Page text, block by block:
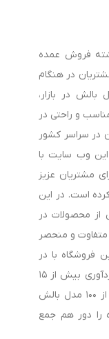
فروش عمده
در هنگام
در بازار،
و راحتی در
در سراسر کشور
این وب سایت با
مشتریان عزیز
است. در این
محصولات در
متفاوت و منحصر
فروشگاه با در
اختیار داشتن سابقه ای طولانی مدت و گردآوری بیش از ۱۵
برند مطرح داخلی و خارجی با تنوع بیش از ۱۰۰ مدل بالش
را دور هم جمع